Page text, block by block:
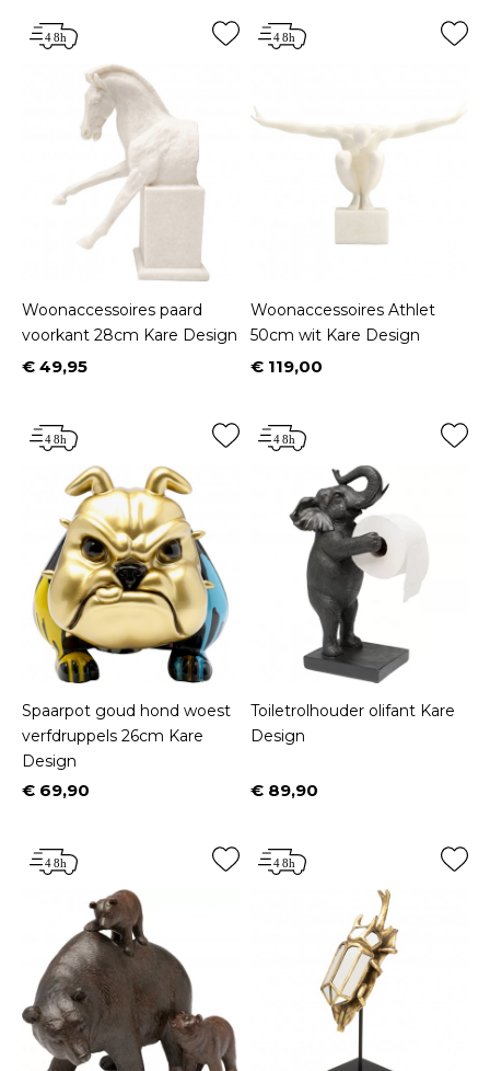
Woonaccessoires paard
voorkant 28cm Kare Design
Prijs
€ 49,95
Woonaccessoires Athlet
50cm wit Kare Design
Prijs
€ 119,00
Spaarpot goud hond woest
verfdruppels 26cm Kare
Design
Prijs
€ 69,90
Toiletrolhouder olifant Kare
Design
Prijs
€ 89,90